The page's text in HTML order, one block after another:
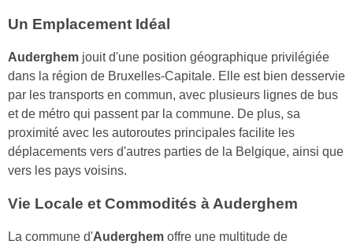
Un Emplacement Idéal
Auderghem jouit d'une position géographique privilégiée
dans la région de Bruxelles-Capitale. Elle est bien desservie
par les transports en commun, avec plusieurs lignes de bus
et de métro qui passent par la commune. De plus, sa
proximité avec les autoroutes principales facilite les
déplacements vers d'autres parties de la Belgique, ainsi que
vers les pays voisins.
Vie Locale et Commodités à Auderghem
La commune d'Auderghem offre une multitude de